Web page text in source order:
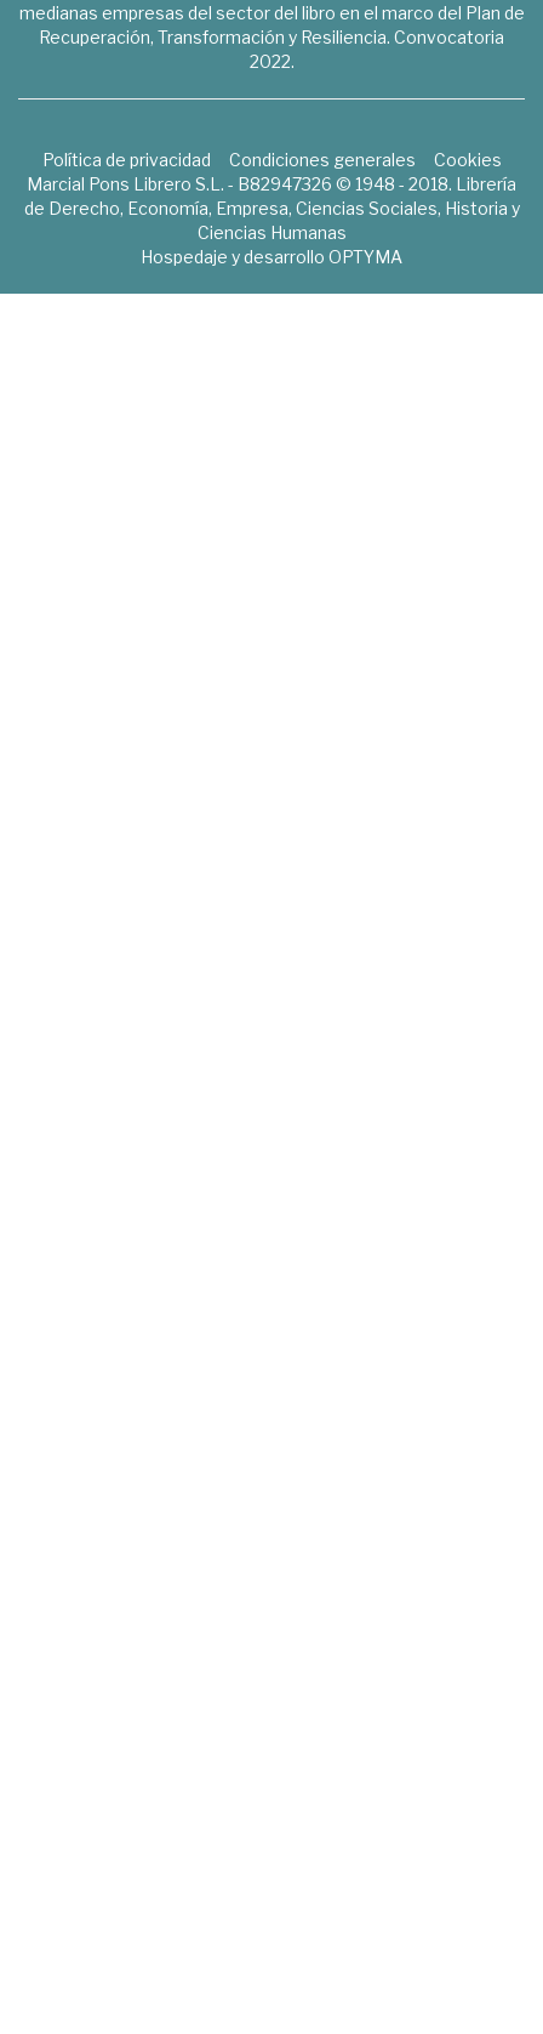
medianas empresas del sector del libro en el marco del Plan de
Recuperación, Transformación y Resiliencia. Convocatoria
2022.
Política de privacidad Condiciones generales
Cookies
Marcial Pons Librero S.L. - B82947326 © 1948 - 2018. Librería
de Derecho, Economía, Empresa, Ciencias Sociales, Historia y
Ciencias Humanas
Hospedaje y desarrollo OPTYMA